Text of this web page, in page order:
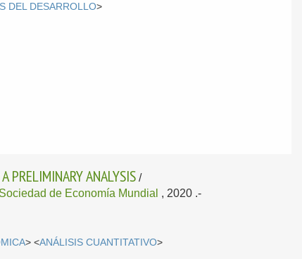
DEL DESARROLLO>
PRELIMINARY ANALYSIS /
Sociedad de Economía Mundial , 2020 .-
> <ANÁLISIS CUANTITATIVO>